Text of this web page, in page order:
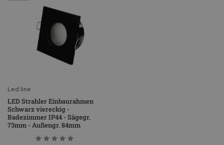
Led line
LED Strahler Einbaurahmen
Schwarz viereckig -
Badezimmer IP44 - Sägegr.
73mm - Außengr. 84mm